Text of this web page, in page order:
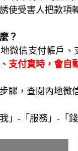
誘使受害人把款項
？
微信支付帳戶、
支付寶時，會自
驟，查閱內地微
」-「服務」-「